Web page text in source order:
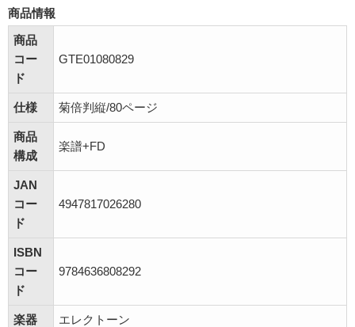
商品情報
商品
コー
ド
GTE01080829
仕様 菊倍判縦/80ページ
商品
構成
楽譜+FD
JAN
コー
ド
4947817026280
ISBN
コー
ド
9784636808292
楽器 エレクトーン